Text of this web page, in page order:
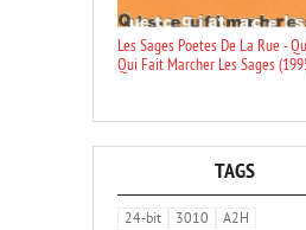
Les Sages Poetes De La Rue -
Qui Fait Marcher Les Sages
TAGS
24-bit 3010
A2H